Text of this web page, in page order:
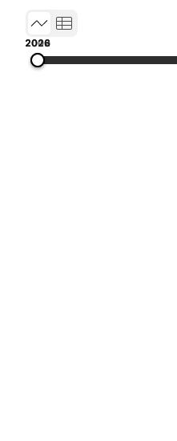
2000
2006
2012
2018
2026